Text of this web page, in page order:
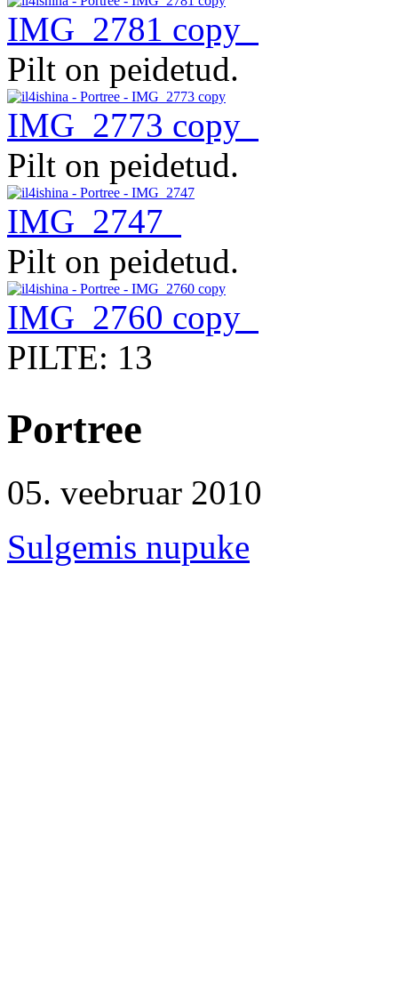
IMG_2781 copy
Pilt on peidetud.
IMG_2773 copy
Pilt on peidetud.
IMG_2747
Pilt on peidetud.
IMG_2760 copy
PILTE: 13
Portree
05. veebruar 2010
Sulgemis nupuke